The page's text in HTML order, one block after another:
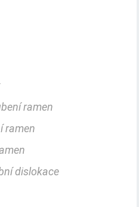
ramen
ramen
dislokace